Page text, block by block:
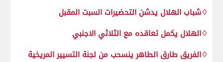
♢شباب الهلال يدشن التحضيرات السبت المقبل
♢الهلال يكمل تعاقده مع الثلاثي الاجنبي
♢الفريق طارق الطاهر ينسحب من لجنة التسيير المريخية